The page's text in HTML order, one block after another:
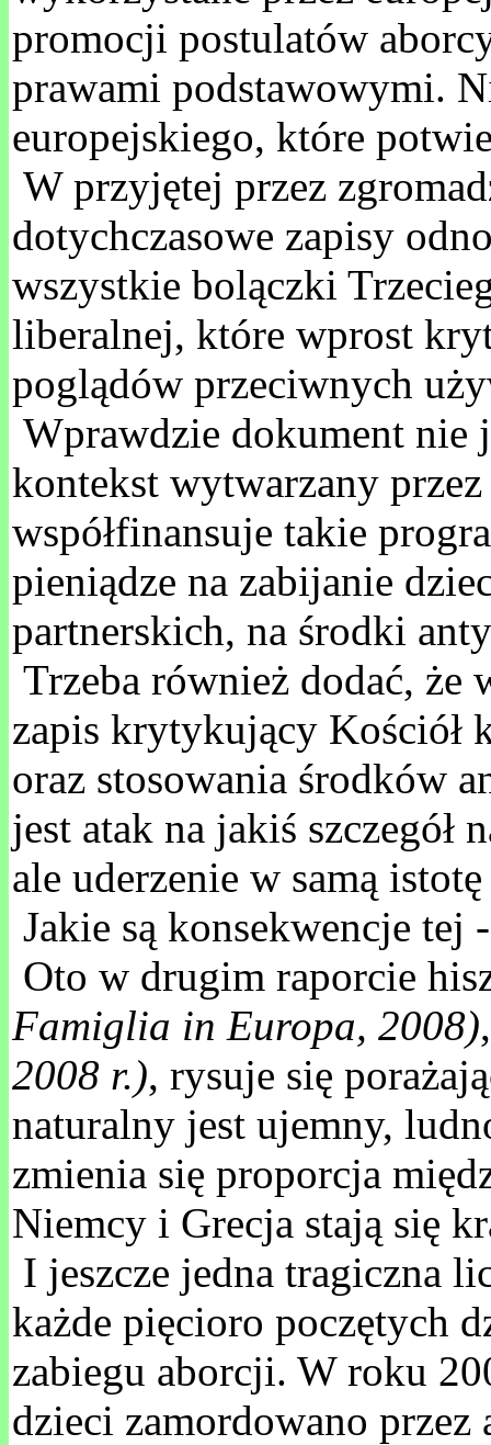
promocji postulatów
prawami podstawowymi.
europejskiego, które
W przyjętej przez
dotychczasowe zapisy
wszystkie bolączki
liberalnej, które wprost
poglądów przeciwnych
Wprawdzie dokument nie
kontekst wytwarzany
współfinansuje takie
pieniądze na zabijanie
partnerskich, na środki
Trzeba również dodać, że
zapis krytykujący Kościół
oraz stosowania środków
jest atak na jakiś szczegół
ale uderzenie w samą
Jakie są konsekwencje
Oto w drugim raporcie
Famiglia in Europa, 2008)
2008 r.), rysuje się
naturalny jest ujemny,
zmienia się proporcja
Niemcy i Grecja stają się
I jeszcze jedna tragiczna
każde pięcioro poczętych
zabiegu aborcji. W roku
dzieci zamordowano przez